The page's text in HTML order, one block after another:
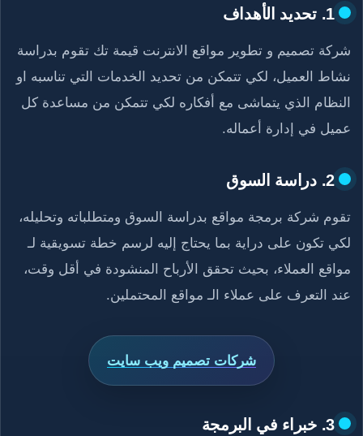
1. تحديد الأهداف
شركة تصميم و تطوير مواقع الانترنت قيمة تك تقوم بدراسة
نشاط العميل، لكي تتمكن من تحديد الخدمات التي تناسبه او
النظام الذي يتماشى مع أفكاره لكي تتمكن من مساعدة كل
عميل في إدارة أعماله.
2. دراسة السوق
تقوم شركة برمجة مواقع بدراسة السوق ومتطلباته وتحليله،
لكي تكون على دراية بما يحتاج إليه لرسم خطة تسويقية لـ
مواقع العملاء، بحيث تحقق الأرباح المنشودة في أقل وقت،
عند التعرف على عملاء الـ مواقع المحتملين.
شركات تصميم ويب سايت
3. خبراء في البرمجة